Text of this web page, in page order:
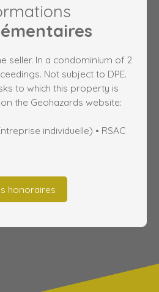
seller. In a condominium of 2
Not subject to DPE.
to which this property is
the Geohazards website:
individuelle) • RSAC
honoraires